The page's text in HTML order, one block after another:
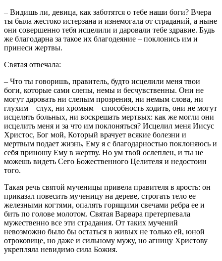
– Видишь ли, девица, как заботятся о тебе наши боги? Вчера
ты была жестоко истерзана и изнемогала от страданий, а ныне
они совершенно тебя исцелили и даровали тебе здравие. Будь
же благодарна за такое их благодеяние – поклонись им и
принеси жертвы.
Святая отвечала:
– Что ты говоришь, правитель, будто исцелили меня твои
боги, которые сами слепы, немы и бесчувственны. Они не
могут даровать ни слепым прозрения, ни немым слова, ни
глухим – слух, ни хромым – способность ходить, они не могут
исцелять больных, ни воскрешать мертвых: как же могли они
исцелить меня и за что им поклоняться? Исцелил меня Иисус
Христос, Бог мой, Который врачует всякие болезни и
мертвым подает жизнь, Ему я с благодарностью поклоняюсь и
себя приношу Ему в жертву. Но ум твой ослеплен, и ты не
можешь видеть Сего Божественного Целителя и недостоин
того.
Такая речь святой мученицы привела правителя в ярость: он
приказал повесить мученицу на дереве, строгать тело ее
железными когтями, опалять горящими свечами ребра ее и
бить по голове молотом. Святая Варвара претерпевала
мужественно все эти страдания. От таких мучений
невозможно было бы остаться в живых не только ей, юной
отроковице, но даже и сильному мужу, но агницу Христову
укрепляла невидимо сила Божия.